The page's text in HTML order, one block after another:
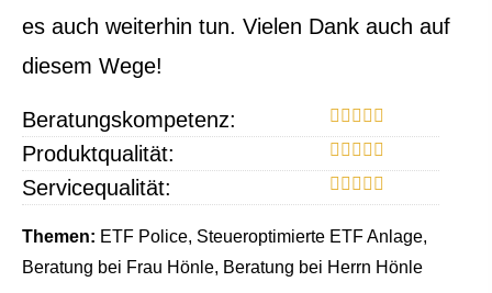
es auch weiterhin tun. Vielen Dank auch auf
diesem Wege!
Beratungskompetenz:
Produktqualität:
Servicequalität:
Themen: ETF Police, Steueroptimierte ETF Anlage,
Beratung bei Frau Hönle, Beratung bei Herrn Hönle